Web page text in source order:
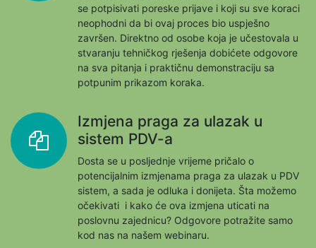
se potpisivati poreske prijave i koji su sve koraci
neophodni da bi ovaj proces bio uspješno
završen. Direktno od osobe koja je učestovala u
stvaranju tehničkog rješenja dobićete odgovore
na sva pitanja i praktičnu demonstraciju sa
potpunim prikazom koraka.
Izmjena praga za ulazak u
sistem PDV-a
Dosta se u posljednje vrijeme pričalo o
potencijalnim izmjenama praga za ulazak u PDV
sistem, a sada je odluka i donijeta. Šta možemo
očekivati i kako će ova izmjena uticati na
poslovnu zajednicu? Odgovore potražite samo
kod nas na našem webinaru.